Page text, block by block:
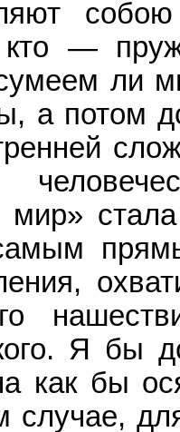
—
ли
а потом
мир»
Я бы
как бы
случае,